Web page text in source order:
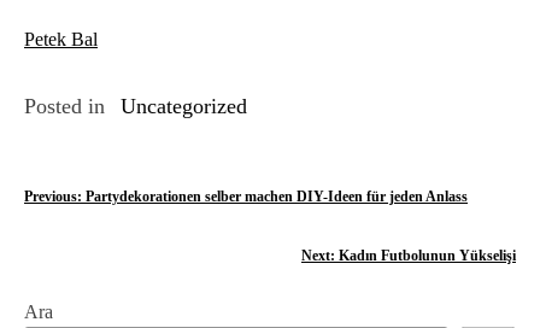
Petek Bal
Posted in Uncategorized
Y
Previous: Partydekorationen selber machen DIY-Ideen für jeden Anlass
Next: Kadın Futbolunun Yükselişi
Ara